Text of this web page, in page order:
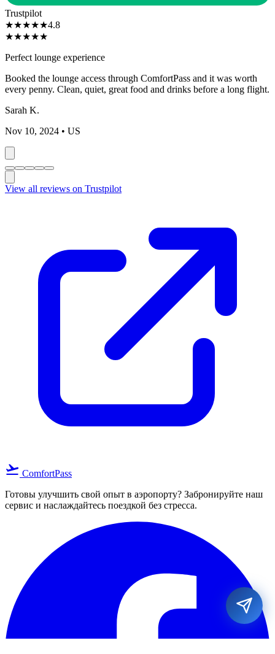
Trustpilot
★★★★★4.8
★★★★★
Perfect lounge experience
Booked the lounge access through ComfortPass and it was worth
every penny. Clean, quiet, great food and drinks before a long flight.
Sarah K.
Nov 10, 2024 • US
View all reviews on Trustpilot
flight_takeoff ComfortPass
Готовы улучшить свой опыт в аэропорту? Забронируйте наш
сервис и наслаждайтесь поездкой без стресса.